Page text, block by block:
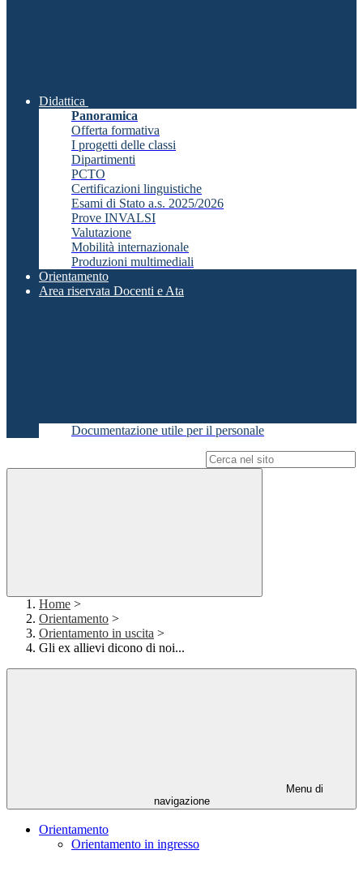
Didattica
Panoramica
Offerta formativa
I progetti delle classi
Dipartimenti
PCTO
Certificazioni linguistiche
Esami di Stato a.s. 2025/2026
Prove INVALSI
Valutazione
Mobilità internazionale
Produzioni multimediali
Orientamento
Area riservata Docenti e Ata
Documentazione utile per il personale
Home >
Orientamento >
Orientamento in uscita >
Gli ex allievi dicono di noi...
Menu di
navigazione
Orientamento
Orientamento in ingresso